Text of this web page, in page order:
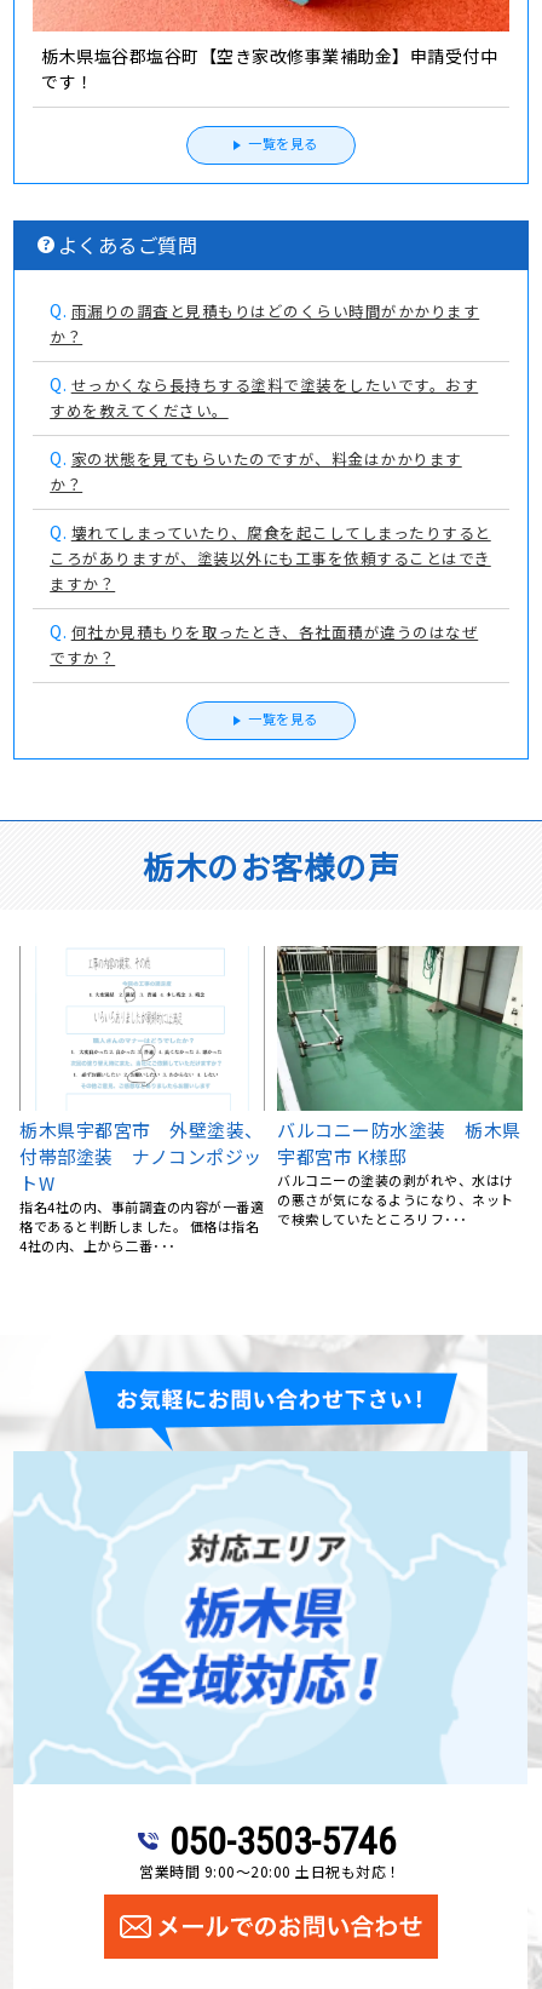
栃木県塩谷郡塩谷町【空き家改修事業補助金】申請受付中
です！
一覧を見る
よくあるご質問
Q. 雨漏りの調査と見積もりはどのくらい時間がかかります
か？
Q. せっかくなら長持ちする塗料で塗装をしたいです。おす
すめを教えてください。
Q. 家の状態を見てもらいたのですが、料金はかかります
か？
Q. 壊れてしまっていたり、腐食を起こしてしまったりすると
ころがありますが、塗装以外にも工事を依頼することはでき
ますか？
Q. 何社か見積もりを取ったとき、各社面積が違うのはなぜ
ですか？
一覧を見る
栃木のお客様の声
宇都宮市 屋根塗装
飛び込み営業に屋根の汚れを指摘さ
れ、勧誘も受けたものの高額で不安を
感じたので、ネットで調べ、･･･
宇都宮市 H様邸 屋根葺き替
え工事
雨漏りが起きたため、地元できてくれ
るところを探していたところリフォー
050-3503-5746
営業時間 9:00～20:00 土日祝も対応！